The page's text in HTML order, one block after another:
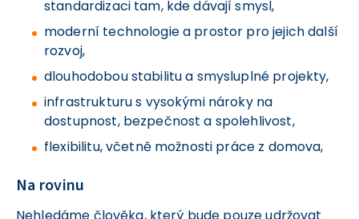
standardizaci tam, kde dávají smysl,
moderní technologie a prostor pro jejich další
rozvoj,
dlouhodobou stabilitu a smysluplné projekty,
infrastrukturu s vysokými nároky na
dostupnost, bezpečnost a spolehlivost,
flexibilitu, včetně možnosti práce z domova,
Na rovinu